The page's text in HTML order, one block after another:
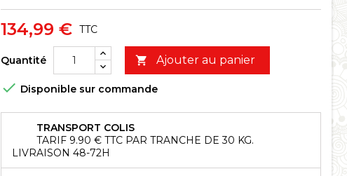
134,99 € TTC
Quantité  Ajouter au panier
 Disponible sur commande
TRANSPORT COLIS
TARIF 9.90 € TTC PAR TRANCHE DE 30 KG.
LIVRAISON 48-72H